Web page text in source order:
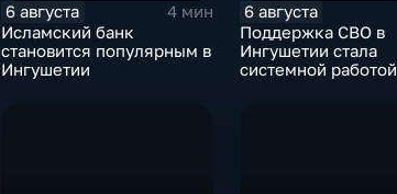
6 августа
4 мин
Исламский банк
становится популярным в
Ингушетии
6 августа
Поддержка СВО в
Ингушетии стала
системной работой